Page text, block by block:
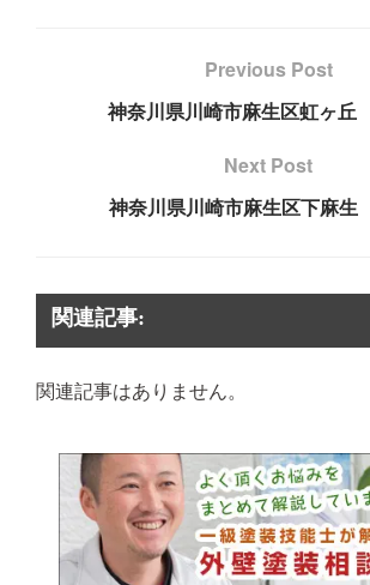
Previous Post
神奈川県川崎市麻生区虹ヶ
Next Post
神奈川県川崎市麻生区下麻
関連記事:
関連記事はありません。